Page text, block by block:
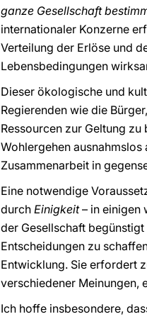
ganze Gesellschaft
internationaler Konzerne
Verteilung der Erlöse und
Lebensbedingungen
Dieser ökologische und
Regierenden wie die
Ressourcen zur Geltung
Wohlergehen
Zusammenarbeit in
Eine notwendige
durch Einigkeit– in einigen
der Gesellschaft
Entscheidungen zu
Entwicklung. Sie erfordert
verschiedener Meinungen,
Ich hoffe insbesondere,